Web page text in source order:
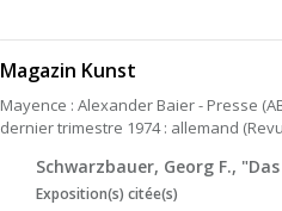
Magazin Kunst
Mayence : Alexander Baier - Presse
dernier trimestre 1974 : allemand
Schwarzbauer, Georg F.,
Exposition(s) citée(s)